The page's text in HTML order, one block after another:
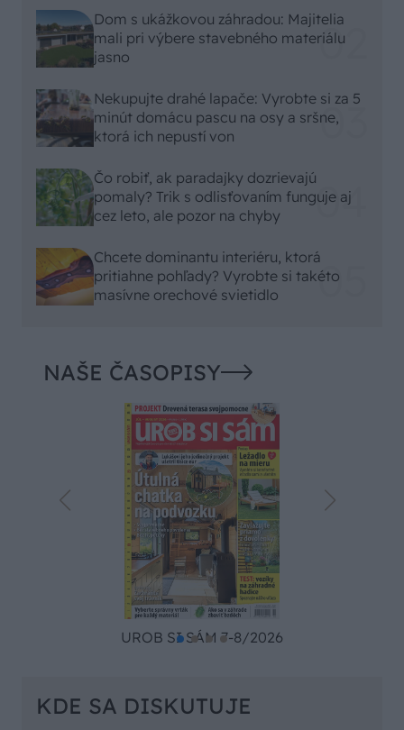
Dom s ukážkovou záhradou: Majitelia
mali pri výbere stavebného materiálu
jasno
Nekupujte drahé lapače: Vyrobte si za 5
minút domácu pascu na osy a sršne,
ktorá ich nepustí von
Čo robiť, ak paradajky dozrievajú
pomaly? Trik s odlisťovaním funguje aj
cez leto, ale pozor na chyby
Chcete dominantu interiéru, ktorá
pritiahne pohľady? Vyrobte si takéto
masívne orechové svietidlo
NAŠE ČASOPISY
UROB SI SÁM 7-8/2026
KDE SA DISKUTUJE